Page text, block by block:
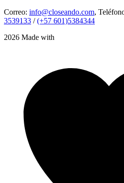
Correo: info@closeando.com,
3539133 /(+57 601)5384344
2026 Made with